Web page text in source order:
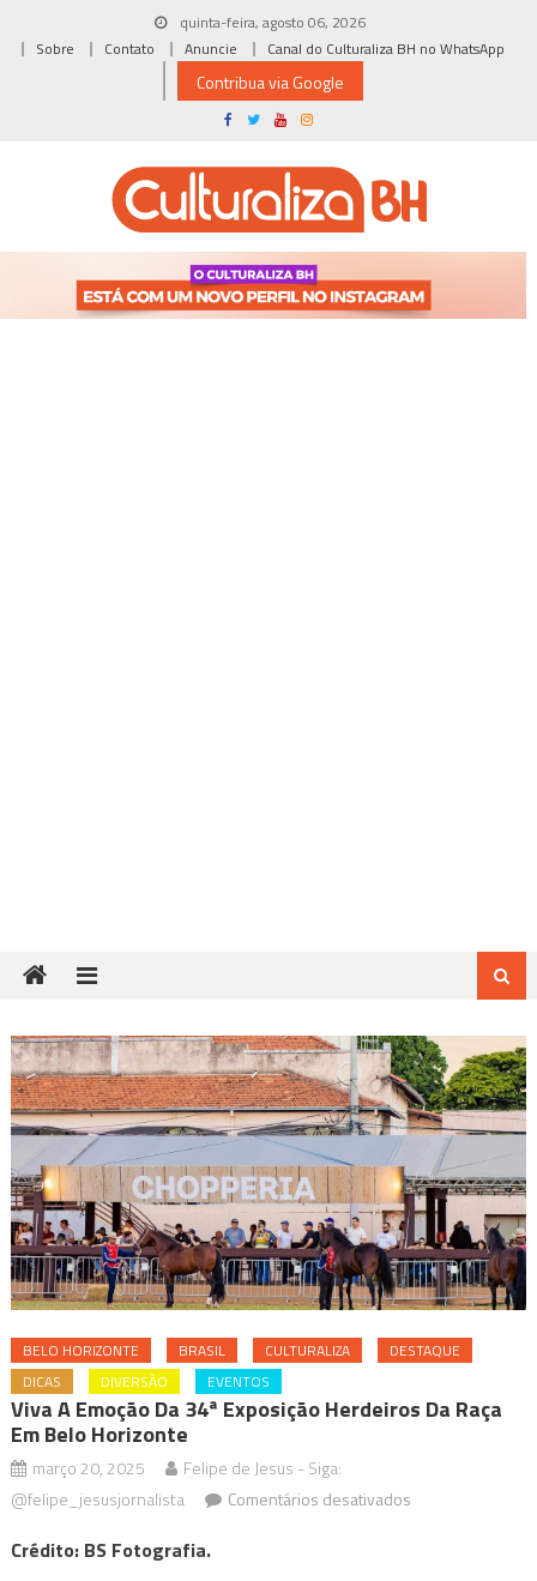
quinta-feira, agosto 06, 2026
Sobre
Contato Anuncie Canal do Culturaliza BH no WhatsApp
Contribua via Google
BELO HORIZONTE BRASIL CULTURALIZA
DESTAQUE
DICAS
DIVERSÃO EVENTOS
Viva A Emoção Da 34ª Exposição Herdeiros Da Raça
Em Belo Horizonte
março 20, 2025
Felipe de Jesus - Siga:
@felipe_jesusjornalista
Comentários desativadosem
Crédito: BS Fotografia.